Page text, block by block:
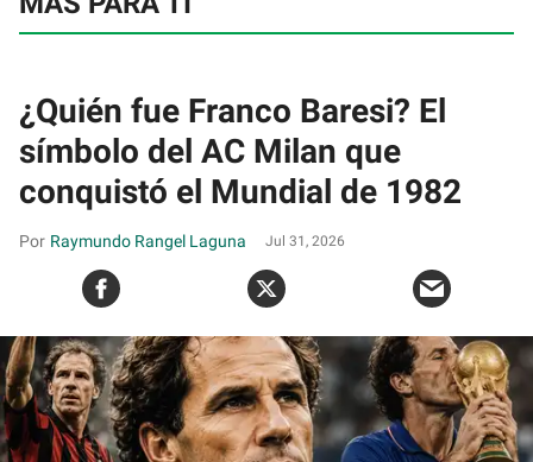
¿Quién fue Franco Baresi? El
símbolo del AC Milan que
conquistó el Mundial de 1982
Raymundo Rangel Laguna Jul 31, 2026